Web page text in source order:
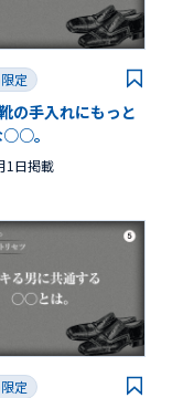
定
の手入れにもっと
○○。
1日掲載
定